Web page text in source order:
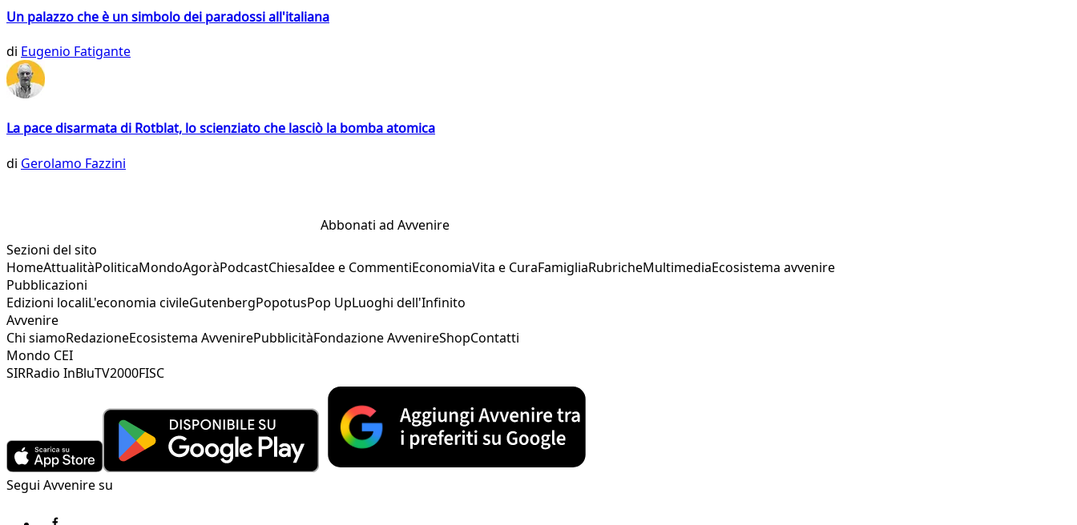
Un palazzo che è un simbolo dei paradossi all'italiana
di Eugenio Fatigante
La pace disarmata di Rotblat, lo scienziato che lasciò la bomba atomica
di Gerolamo Fazzini
Abbonati ad Avvenire
Sezioni del sito
HomeAttualitàPoliticaMondoAgoràPodcastChiesaIdee e CommentiEconomiaVita e CuraFamigliaRubricheMultimediaEcosistema avvenire
Pubblicazioni
Edizioni localiL'economia civileGutenbergPopotusPop UpLuoghi dell'Infinito
Avvenire
Chi siamoRedazioneEcosistema AvvenirePubblicitàFondazione AvvenireShopContatti
Mondo CEI
SIRRadio InBluTV2000FISC
Segui Avvenire su